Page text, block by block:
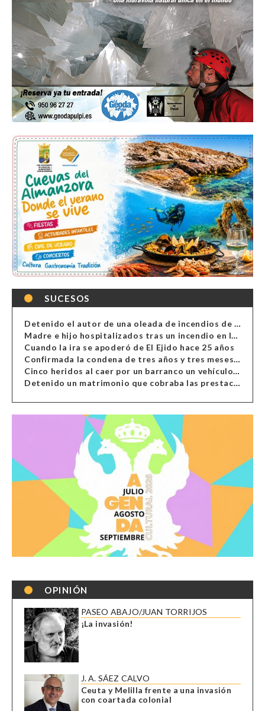
SUCESOS
Detenido el autor de una oleada de incendios de contenedores en Almería
Madre e hijo hospitalizados tras un incendio en la cocina de una vivienda en Almería
Cuando la ira se apoderó de El Ejido hace 25 años
Confirmada la condena de tres años y tres meses al hombre de Antas acusado de xenofobia
Cinco heridos al caer por un barranco un vehículo en Alcolea
Detenido un matrimonio que cobraba las prestaciones de ilegales en Almería, Granada, Málaga, Huelva y Murcia
OPINIÓN
PASEO ABAJO/JUAN TORRIJOS
¡La invasión!
J. A. SÁEZ CALVO
Ceuta y Melilla frente a una invasión
con coartada colonial